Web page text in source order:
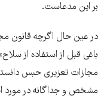
بر این مدعاست.
باغی قبل از استفاده از
مجازات تعزیری حبس
مشخص و جداگانه در مورد